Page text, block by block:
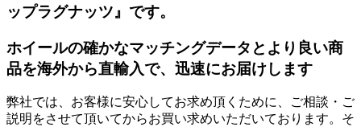
ップラグナッツ』です。
ホイールの確かなマッチングデータとより良い商
品を海外から直輸入で、迅速にお届けします
弊社では、お客様に安心してお求め頂くために、ご相談・ご
説明をさせて頂いてからお買い求めいただいております。そ